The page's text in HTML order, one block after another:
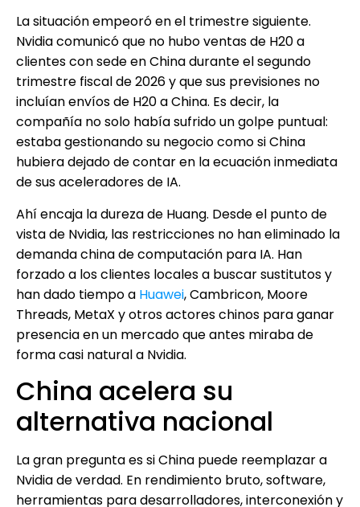
La situación empeoró en el trimestre siguiente.
Nvidia comunicó que no hubo ventas de H20 a
clientes con sede en China durante el segundo
trimestre fiscal de 2026 y que sus previsiones no
incluían envíos de H20 a China. Es decir, la
compañía no solo había sufrido un golpe puntual:
estaba gestionando su negocio como si China
hubiera dejado de contar en la ecuación inmediata
de sus aceleradores de IA.
Ahí encaja la dureza de Huang. Desde el punto de
vista de Nvidia, las restricciones no han eliminado la
demanda china de computación para IA. Han
forzado a los clientes locales a buscar sustitutos y
han dado tiempo a Huawei, Cambricon, Moore
Threads, MetaX y otros actores chinos para ganar
presencia en un mercado que antes miraba de
forma casi natural a Nvidia.
China acelera su
alternativa nacional
La gran pregunta es si China puede reemplazar a
Nvidia de verdad. En rendimiento bruto, software,
herramientas para desarrolladores, interconexión y